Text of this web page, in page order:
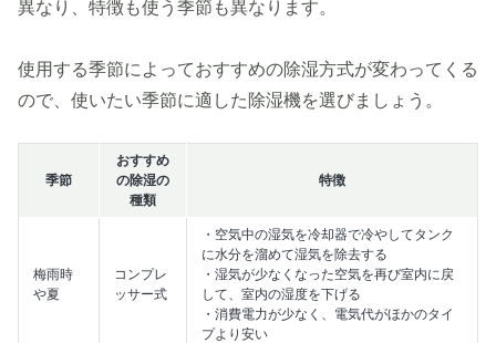
異なり、特徴も使う季節も異なります。
使用する季節によっておすすめの除湿方式が変わってくる
ので、使いたい季節に適した除湿機を選びましょう。
季節
おすすめ
の除湿の
種類
特徴
梅雨時
や夏
コンプレ
ッサー式
・空気中の湿気を冷却器で冷やしてタンク
に水分を溜めて湿気を除去する
・湿気が少なくなった空気を再び室内に戻
して、室内の湿度を下げる
・消費電力が少なく、電気代がほかのタイ
プより安い